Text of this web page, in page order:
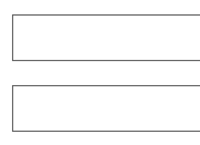
ダイキン
東芝